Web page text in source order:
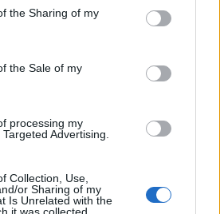
usage behaviour. You may click to
Google and its third-party tags to
specified purposes in below Google
the Sharing of my
the Sale of my
processing my
Advertising.
Collection, Use,
or Sharing of my
Is Unrelated with the
meseszép!
szecessziós csoda, ez a kicsiny
Csak a Dob ...